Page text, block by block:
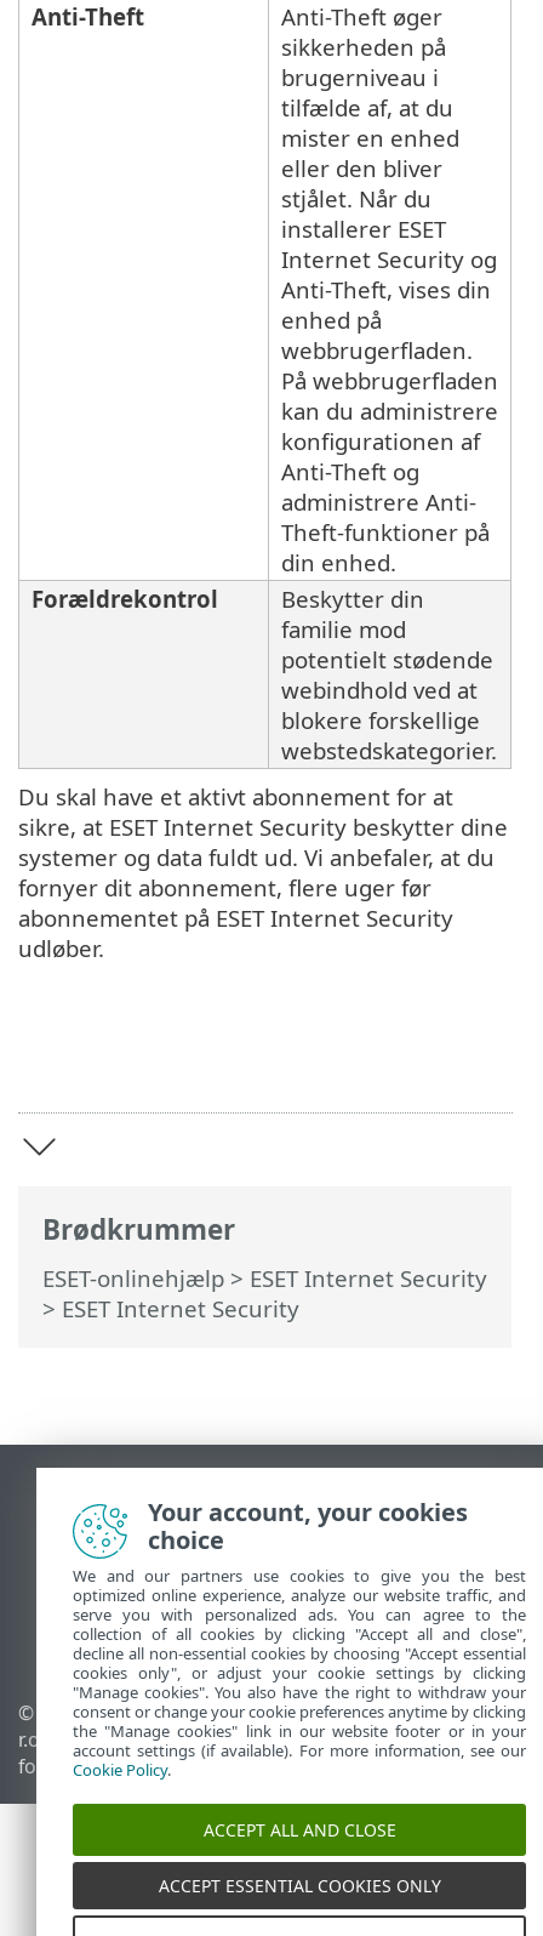
Brødkrummer
ESET-onlinehjælp > ESET Internet Security
> ESET Internet Security
Anti-Theft
Anti-Theft øger
sikkerheden på
brugerniveau i
tilfælde af, at du
mister en enhed
eller den bliver
stjålet. Når du
installerer ESET
Internet Security og
Anti-Theft, vises din
enhed på
webbrugerfladen.
På webbrugerfladen
kan du administrere
konfigurationen af
Anti-Theft og
administrere Anti-
Theft-funktioner på
din enhed.
Forældrekontrol
Beskytter din
familie mod
potentielt stødende
webindhold ved at
blokere forskellige
webstedskategorier.
Du skal have et aktivt abonnement for at
sikre, at ESET Internet Security beskytter dine
systemer og data fuldt ud. Vi anbefaler, at du
fornyer dit abonnement, flere uger før
abonnementet på ESET Internet Security
udløber.
Vis computerwebsted
End of Life
ESET-vidensbase
ESET-forum
ESET Status Portal
Regional support
© 1992 - 2026 ESET, spol. s
r.o. – Alle rettigheder
forbeholdes.
Administrer cookies
Cookiepolitik
Your account, your cookies
choice
We and our partners use cookies to give you the best
optimized online experience, analyze our website traffic, and
serve you with personalized ads. You can agree to the
collection of all cookies by clicking "Accept all and close",
decline all non-essential cookies by choosing "Accept essential
cookies only", or adjust your cookie settings by clicking
"Manage cookies". You also have the right to withdraw your
consent or change your cookie preferences anytime by clicking
the "Manage cookies" link in our website footer or in your
account settings (if available). For more information, see our
Cookie Policy.
ACCEPT ALL AND CLOSE
ACCEPT ESSENTIAL COOKIES ONLY